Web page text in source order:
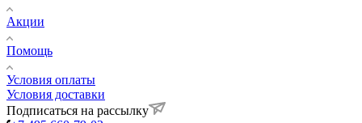
Акции
Помощь
Условия оплаты
Условия доставки
Подписаться на рассылку